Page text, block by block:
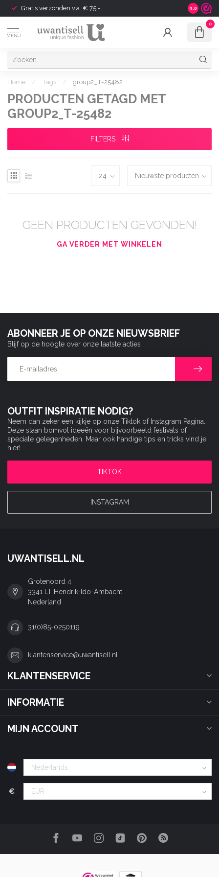
Gratis verzonden v.a. € 75,- Shipping
9.0
MENU
0
Home / Tags / group2_T-25482
PRODUCTEN GETAGD MET
GROUP2_T-25482
FILTERS
GEEN PRODUCTEN GEVONDEN!
GA VERDER MET WINKELEN
OUTFIT INSPIRATIE NODIG?
Neem dan zeker een kijkje op onze Tiktok of Instagram Pagina.
Deze staan bomvol ideeën voor bijvoorbeeld festivals of
speciale gelegenheden. Maar ook handige tips en tricks vind je
hier!
TIKTOK
INSTAGRAM
ABONNEER JE OP ONZE NIEUWSBRIEF
Blijf op de hoogte over onze laatste acties
UWANTISELL.NL
Grotenoord 4
3341 LT Hendrik-Ido-Ambacht
Nederland
31(0)85-0250119
klantenservice@uwantisell.nl
KLANTENSERVICE
INFORMATIE
MIJN ACCOUNT
€